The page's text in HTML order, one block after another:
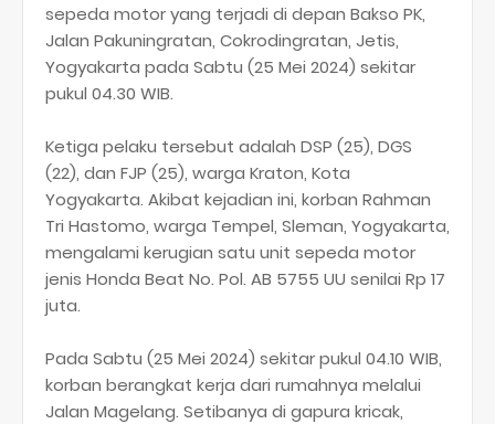
sepeda motor yang terjadi di depan Bakso PK,
Jalan Pakuningratan, Cokrodingratan, Jetis,
Yogyakarta pada Sabtu (25 Mei 2024) sekitar
pukul 04.30 WIB.
Ketiga pelaku tersebut adalah DSP (25), DGS
(22), dan FJP (25), warga Kraton, Kota
Yogyakarta. Akibat kejadian ini, korban Rahman
Tri Hastomo, warga Tempel, Sleman, Yogyakarta,
mengalami kerugian satu unit sepeda motor
jenis Honda Beat No. Pol. AB 5755 UU senilai Rp 17
juta.
Pada Sabtu (25 Mei 2024) sekitar pukul 04.10 WIB,
korban berangkat kerja dari rumahnya melalui
Jalan Magelang. Setibanya di gapura kricak,